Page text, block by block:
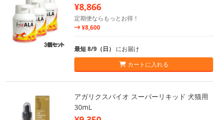
¥8,866
定期便ならもっとお得！
¥8,600
最短 8/9（日） にお届け
カートに入れる
アガリクスバイオ スーパーリキッド 犬猫用
30mL